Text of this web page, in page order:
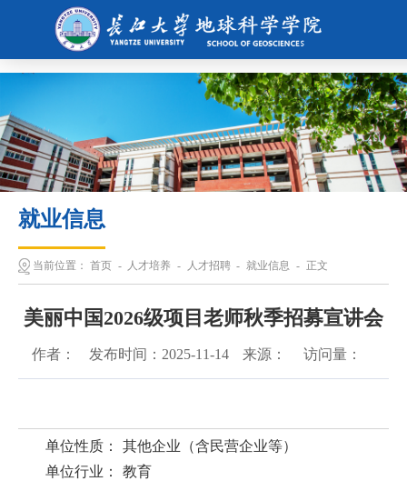
365英国上市公司(集团)官方网站-Global Platform
就业信息
当前位置： 首页 - 人才培养 - 人才招聘 - 就业信息 - 正文
美丽中国2026级项目老师秋季招募宣讲会
作者： 发布时间： 2025-11-14 来源： 访问量：
单位性质：
其他企业（含民营企业等）
单位行业：
教育